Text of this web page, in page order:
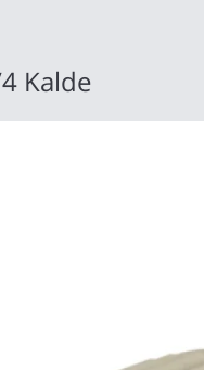
Kalde